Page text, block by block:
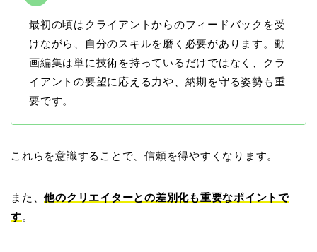
最初の頃はクライアントからのフィードバックを受
けながら、自分のスキルを磨く必要があります。 動
画編集は単に技術を持っているだけではなく、クラ
イアントの要望に応える力や、納期を守る姿勢も重
要です。
これらを意識することで、信頼を得やすくなります。
また、他のクリエイターとの差別化も重要なポイントで
す。